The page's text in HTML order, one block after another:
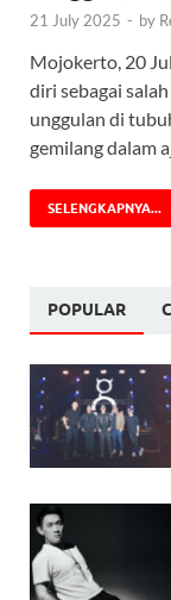
21 July 2025 - by
Mojokerto, 20
diri sebagai
unggulan di
gemilang dalam
SELENGKAPNYA...
POPULAR